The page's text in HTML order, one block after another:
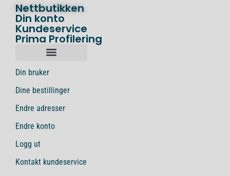
Nettbutikken
Din konto
Kundeservice
Prima Profilering
Din bruker
Dine bestillinger
Endre adresser
Endre konto
Logg ut
Kontakt kundeservice